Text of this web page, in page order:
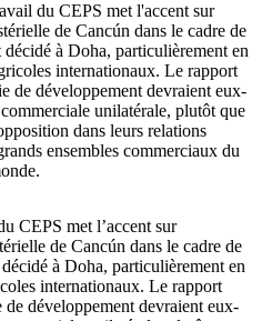
du CEPS met l'accent sur
de Cancún dans le cadre de
à Doha, particulièrement en
internationaux. Le rapport
de développement devraient eux-
unilatérale, plutôt que
dans leurs relations
ensembles commerciaux du
CEPS met l’accent sur
de Cancún dans le cadre de
à Doha, particulièrement en
internationaux. Le rapport
développement devraient eux-